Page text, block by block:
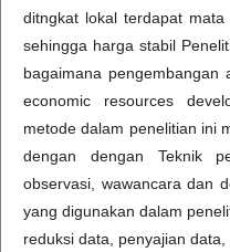
ditngkat lokal terdapat
sehingga harga stabil
bagaimana pengembangan
economic resources
metode dalam penelitian ini
dengan dengan Teknik
observasi, wawancara dan
yang digunakan dalam
reduksi data, penyajian